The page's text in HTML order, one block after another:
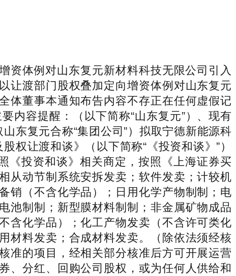
体例对山东复元新材料科技无限公司引入
让渡部门股权叠加定向增资体例对山东复元
体董事本通知布告内容不存正在任何虚假记
内容提醒：（以下简称“山东复元”）、现有
东复元合称“集团公司”）拟取宁德新能源科
权让渡和谈》（以下简称“《投资和谈》”）
《投资和谈》相关商定，按照《上海证券买
从动节制系统安拆发卖；软件发卖；计较机
销（不含化学品）；日用化学产物制制；电
池制制；新型膜材料制制；非金属矿物成品
含化学品）；化工产物发卖（不含许可类化
材料发卖；合成材料发卖。（除依法须经核
准的项目，经相关部分核准后方可开展运营
、分红、回购公司股权，或为任何人供给和